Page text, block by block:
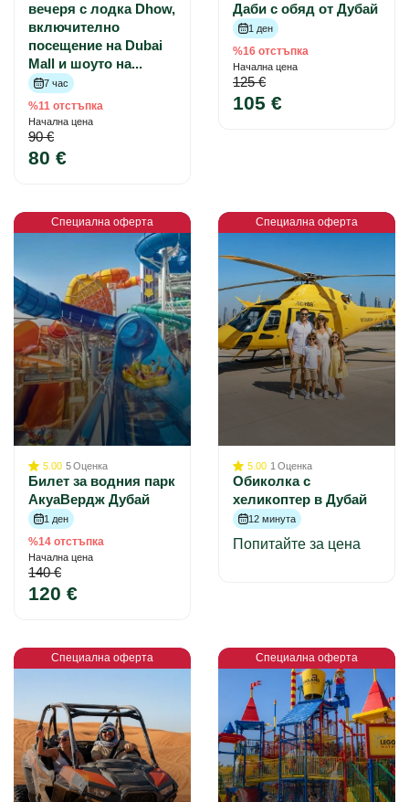
вечеря с лодка Dhow,
включително
посещение на Dubai
Mall и шоуто на...
7 час
%11 отстъпка
Начална цена
90 €
80 €
Даби с обяд от Дубай
1 ден
%16 отстъпка
Начална цена
125 €
105 €
Специална оферта
5.00 5Оценка
Билет за водния парк
АкуаВердж Дубай
1 ден
%14 отстъпка
Начална цена
140 €
120 €
Специална оферта
5.00 1 Оценка
Обиколка с
хеликоптер в Дубай
12 минута
Попитайте за цена
Специална оферта Специална оферта